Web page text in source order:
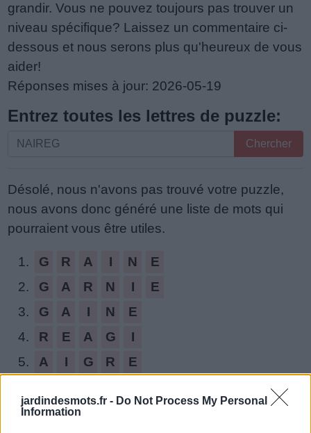
jardindesmots.fr - Do Not Process My Personal
Information
grandir. Vous ne pouvez toujours pas trouver un
niveau spécifique? Laissez un commentaire ci-
dessous et nous serons plus qu'heureux de vous
aider!
Réponses mises à jour: 2026-05-19
Entrez toutes les lettres de puzzle:
Entrez
lettres
de
puzzle:
Chercher
Désolé, nous n'avons pas trouvé votre puzzle,
nous avons donc généré une liste de mots qui
pourraient vous être utiles.
1. G R A I N
E
2.
G A R N I
E
3.
G A I N
E
4.
R E A G
I
5.
A I G R
E
7. R A